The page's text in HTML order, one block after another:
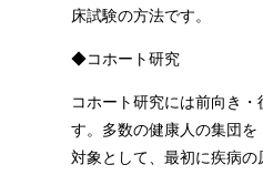
床試験の方法です。
◆コホート研究
コホート研究には前向き・
す。多数の健康人の集団を
対象として、最初に疾病